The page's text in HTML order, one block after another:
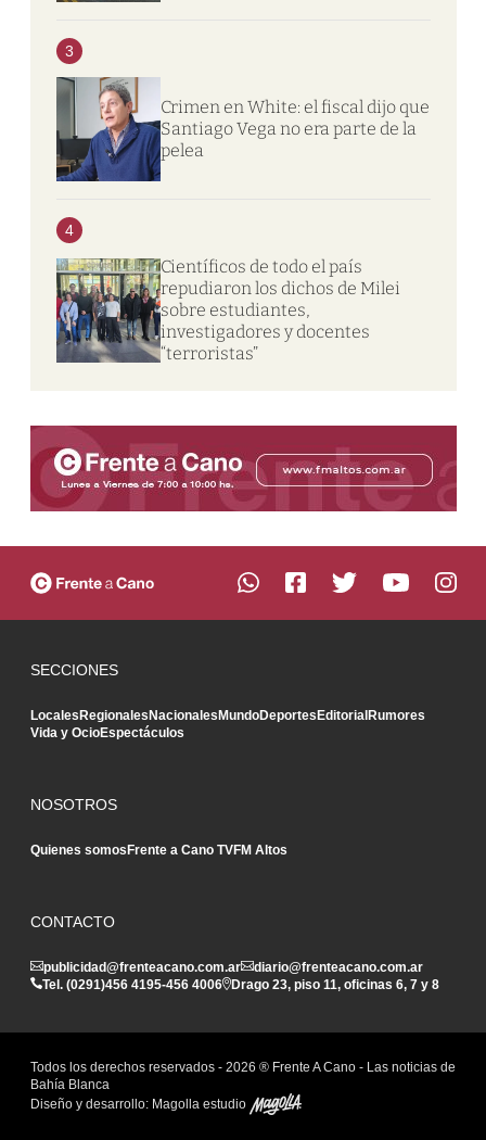
3
Crimen en White: el fiscal dijo que
Santiago Vega no era parte de la
pelea
4
Científicos de todo el país
repudiaron los dichos de Milei
sobre estudiantes,
investigadores y docentes
“terroristas”
SECCIONES
LocalesRegionalesNacionalesMundoDeportesEditorialRumores
Vida y OcioEspectáculos
NOSOTROS
Quienes somosFrente a Cano TVFM Altos
CONTACTO
publicidad@frenteacano.com.ar
diario@frenteacano.com.ar
Tel. (0291)456 4195-456 4006 Drago 23, piso 11, oficinas 6, 7 y 8
Todos los derechos reservados - 2026 ® Frente A Cano - Las noticias de
Bahía Blanca
Diseño y desarrollo: Magolla estudio